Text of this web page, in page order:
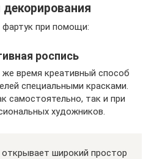
при помощи:
роспись
время креативный способ
специальными красками.
самостоятельно, так и при
художников.
широкий простор